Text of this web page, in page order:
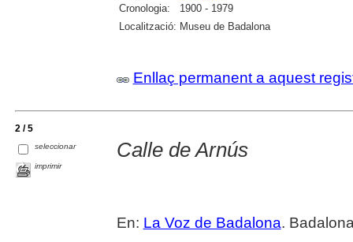
Cronologia:
1900 - 1979
Localització: Museu de Badalona
Enllaç permanent a aquest
2 / 5
seleccionar
imprimir
Calle de Arnús
En: La Voz de Badalona.